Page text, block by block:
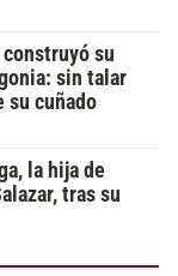
su
sin talar
su cuñado
la hija de
tras su